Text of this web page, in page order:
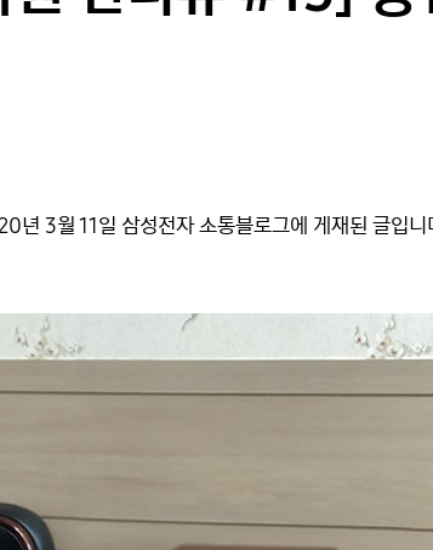
년 3월 11일 삼성전자 소통블로그에 게재된 글입니